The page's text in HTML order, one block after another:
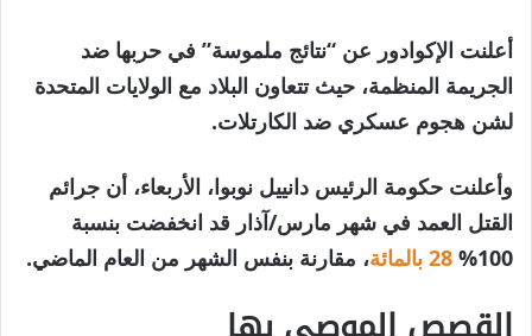
أعلنت الإكوادور عن “نتائج ملموسة” في حربها ضد
الجريمة المنظمة، حيث تتعاون البلاد مع الولايات المتحدة
لشن هجوم عسكري ضد الكارتلات.
وأعلنت حكومة الرئيس دانييل نوبوا، الأربعاء، أن جرائم
القتل العمد في شهر مارس/آذار قد انخفضت بنسبة
100%
28 بالمائة ، مقارنة بنفس الشهر من العام الماضي.